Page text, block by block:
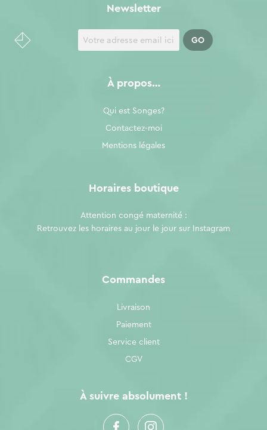
Commandes
Livraison
Paiement
Service client
CGV
À suivre absolument !
À propos…
Qui est Songes?
Contactez-moi
Mentions légales
Newsletter
Horaires boutique
Attention congé maternité :
Retrouvez les horaires au jour le jour sur
Instagram